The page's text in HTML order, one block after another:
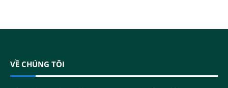
VỀ CHÚNG TÔI